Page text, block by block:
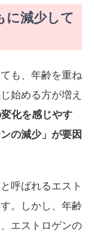
に減少して
も、年齢を重ね
始める方が増え
化を感じやす
の減少」が要因
呼ばれるエスト
。しかし、年齢
エストロゲンの